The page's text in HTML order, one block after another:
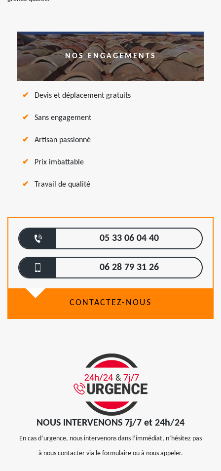
NOS ENGAGEMENTS
Devis et déplacement gratuits
Sans engagement
Artisan passionné
Prix imbattable
Travail de qualité
05 33 06 04 40
06 28 79 31 26
CONTACTEZ-NOUS
NOUS INTERVENONS 7j/7 et 24h/24
En cas d’urgence, nous intervenons dans l’immédiat, n’hésitez pas
à nous contacter via le formulaire ou à nous appeler.